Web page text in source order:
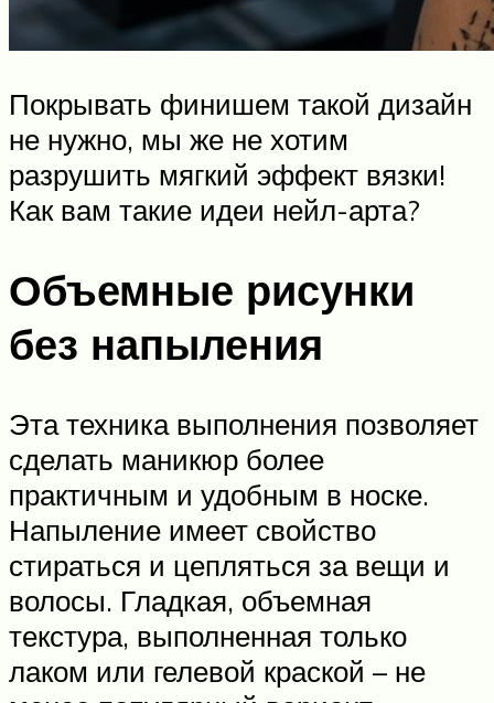
Покрывать финишем такой дизайн
не нужно, мы же не хотим
разрушить мягкий эффект вязки!
Как вам такие идеи нейл-арта?
Объемные рисунки
без напыления
Эта техника выполнения позволяет
сделать маникюр более
практичным и удобным в носке.
Напыление имеет свойство
стираться и цепляться за вещи и
волосы. Гладкая, объемная
текстура, выполненная только
лаком или гелевой краской – не